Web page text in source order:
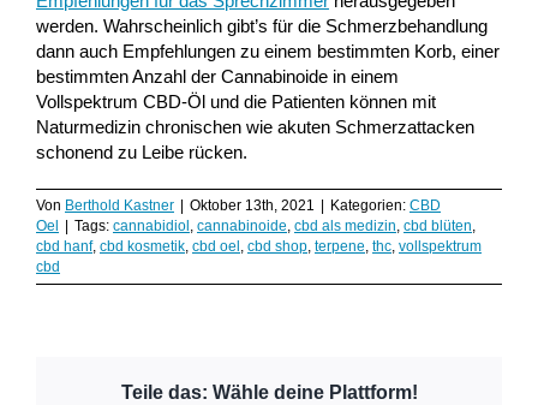
werden. Wahrscheinlich gibt’s für die Schmerzbehandlung
dann auch Empfehlungen zu einem bestimmten Korb, einer
bestimmten Anzahl der Cannabinoide in einem
Vollspektrum CBD-Öl und die Patienten können mit
Naturmedizin chronischen wie akuten Schmerzattacken
schonend zu Leibe rücken.
Von Berthold Kastner | Oktober 13th, 2021 | Kategorien: CBD
Oel | Tags: cannabidiol, cannabinoide, cbd als medizin, cbd blüten,
cbd hanf, cbd kosmetik, cbd oel, cbd shop, terpene, thc, vollspektrum
cbd
Teile das: Wähle deine Plattform!